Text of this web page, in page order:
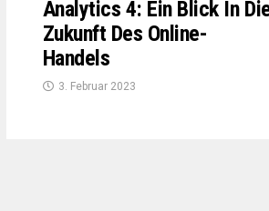
Analytics 4: Ein Blick In
Zukunft Des Online-
Handels
3. Februar 2023